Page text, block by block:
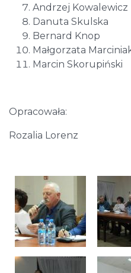
Andrzej Kowalewicz
Danuta Skulska
Bernard Knop
Małgorzata
Marcin Skorupiński
Opracowała:
Rozalia Lorenz